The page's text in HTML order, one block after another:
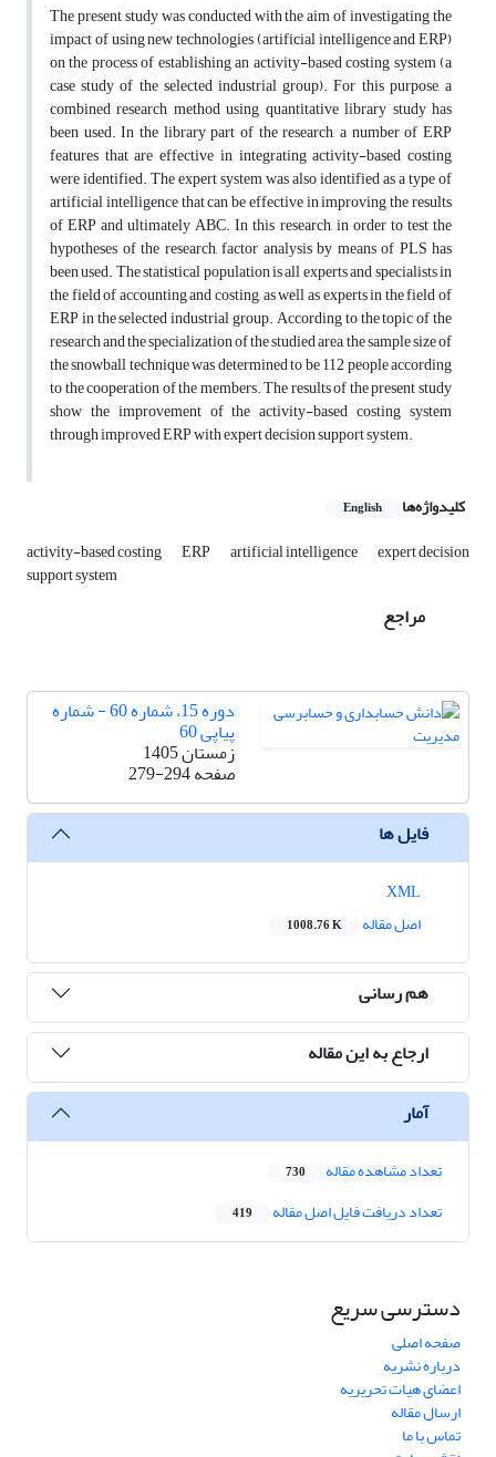
The present study was conducted with the aim of investigating the
impact of using new technologies (artificial intelligence and ERP)
on the process of establishing an activity-based costing system (a
case study of the selected industrial group). For this purpose, a
combined research method using quantitative library study has
been used. In the library part of the research, a number of ERP
features that are effective in integrating activity-based costing
were identified. The expert system was also identified as a type of
artificial intelligence that can be effective in improving the results
of ERP and ultimately ABC. In this research, in order to test the
hypotheses of the research, factor analysis by means of PLS has
been used. The statistical population is all experts and specialists in
the field of accounting and costing, as well as experts in the field of
ERP in the selected industrial group. According to the topic of the
research and the specialization of the studied area, the sample size of
the snowball technique was determined to be 112 people according
to the cooperation of the members. The results of the present study
show the improvement of the activity-based costing system
through improved ERP with expert decision support system.
کلیدواژه‌ها English
activity-based costing ERP artificial intelligence expert decision
support system
مراجع
دوره 15، شماره 60 - شماره
پیاپی 60
زمستان 1405
صفحه279-294
فایل ها
اصل مقاله
1008.76 K
هم رسانی
ارجاع به این مقاله
آمار
تعداد مشاهده مقاله 730
تعداد دریافت فایل اصل مقاله 419
دسترسی سریع
صفحه اصلی
درباره نشریه
اعضای هیات تحریریه
ارسال مقاله
تماس با ما